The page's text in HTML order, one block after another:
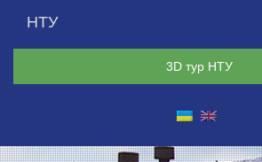
НТУ
3D тур НТУ